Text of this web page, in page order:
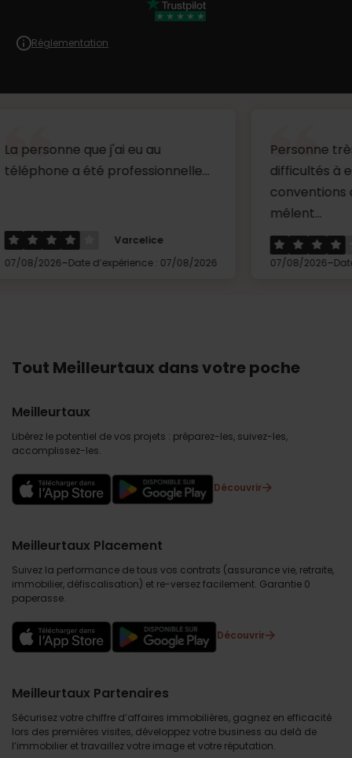
Réglementation
que j'ai eu au
a été professionnelle...
Varcelice
Date d’expérience : 07/08/2026
Personne très
difficultés à entendre
conventions des
Céline
07/08/2026
Date
Tout Meilleurtaux dans votre poche
Meilleurtaux
Libérez le potentiel de vos projets : préparez-les, suivez-les,
accomplissez-les.
Découvrir
Meilleurtaux Placement
Suivez la performance de tous vos contrats (assurance vie, retraite,
immobilier, défiscalisation) et re-versez facilement. Garantie 0
paperasse.
Découvrir
Meilleurtaux Partenaires
Sécurisez votre chiffre d’affaires immobilières, gagnez en efficacité
lors des premières visites, développez votre business au delà de
l’immobilier et travaillez votre image et votre réputation.